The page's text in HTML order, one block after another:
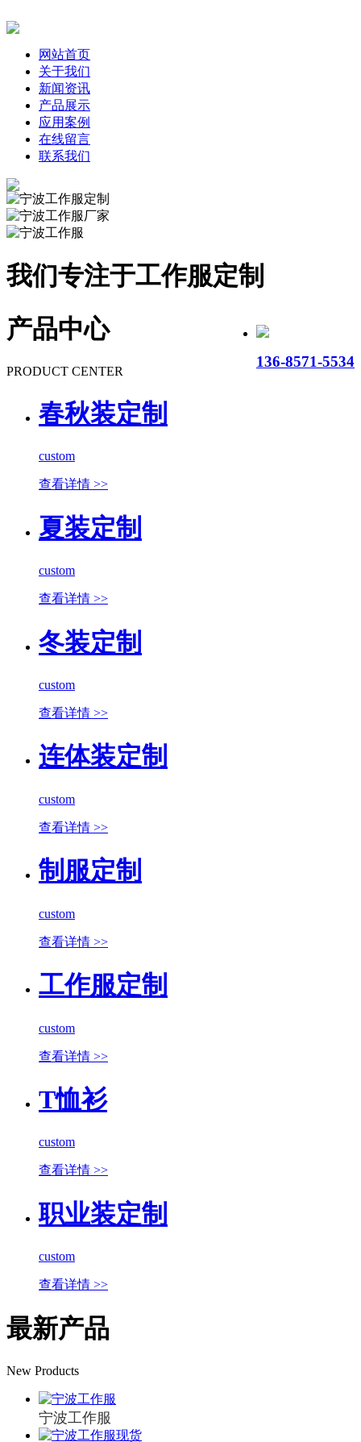
网站首页
关于我们
新闻资讯
产品展示
应用案例
在线留言
联系我们
我们专注于工作服定制
136-8571-5534
产品中心
PRODUCT CENTER
春秋装定制
custom
查看详情 >>
夏装定制
custom
查看详情 >>
冬装定制
custom
查看详情 >>
连体装定制
custom
查看详情 >>
制服定制
custom
查看详情 >>
工作服定制
custom
查看详情 >>
T恤衫
custom
查看详情 >>
职业装定制
custom
查看详情 >>
最新产品
New Products
宁波工作服